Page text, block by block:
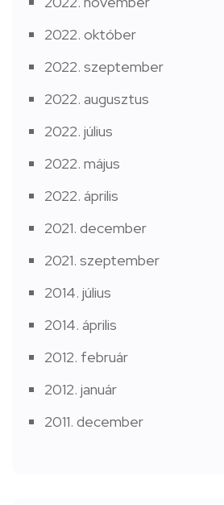
2022. október
2022. szeptember
2022. augusztus
2022. július
2022. május
2022. április
2021. december
2021. szeptember
2014. július
2014. április
2012. február
2012. január
2011. december